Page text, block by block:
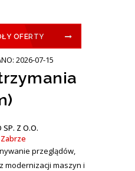
OFERTY
2026-07-15
SP. Z O.O.
przeglądów,
modernizacji maszyn i